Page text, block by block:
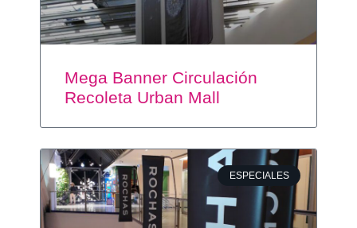
Mega Banner Circulación
Recoleta Urban Mall
ESPECIALES